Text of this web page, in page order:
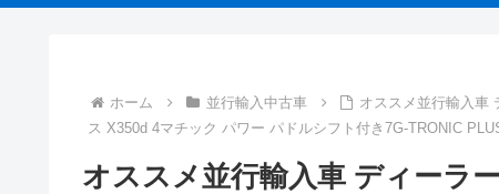
ホーム 並行輸入中古車
オススメ並行輸入車
ス X350d 4マチック パワー パドルシフト付き7G-TRONIC
オススメ並行輸入車 ディーラ